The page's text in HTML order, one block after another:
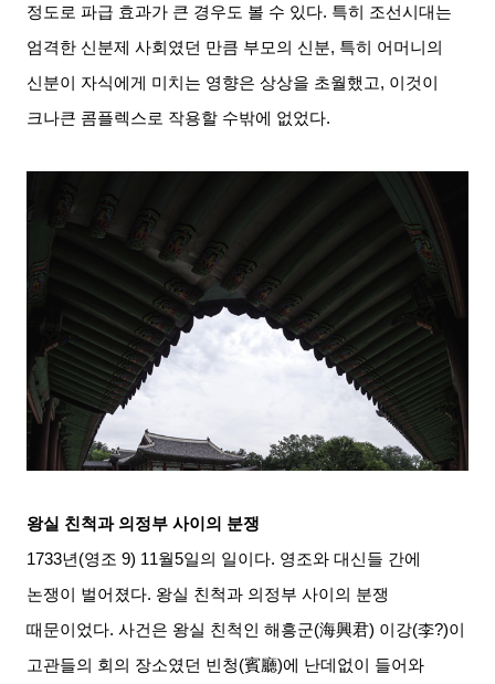
정도로 파급 효과가 큰 경우도 볼 수 있다. 특히 조선시대는
엄격한 신분제 사회였던 만큼 부모의 신분, 특히 어머니의
신분이 자식에게 미치는 영향은 상상을 초월했고, 이것이
크나큰 콤플렉스로 작용할 수밖에 없었다.
왕실 친척과 의정부 사이의 분쟁
1733년 (영조 9) 11월5일의 일이다. 영조와 대신들 간에
논쟁이 벌어졌다. 왕실 친척과 의정부 사이의 분쟁
때문이었다.사건은 왕실 친척인 해흥군(海興君) 이강(李?)이
고관들의 회의 장소였던 빈청(賓廳)에 난데없이 들어와